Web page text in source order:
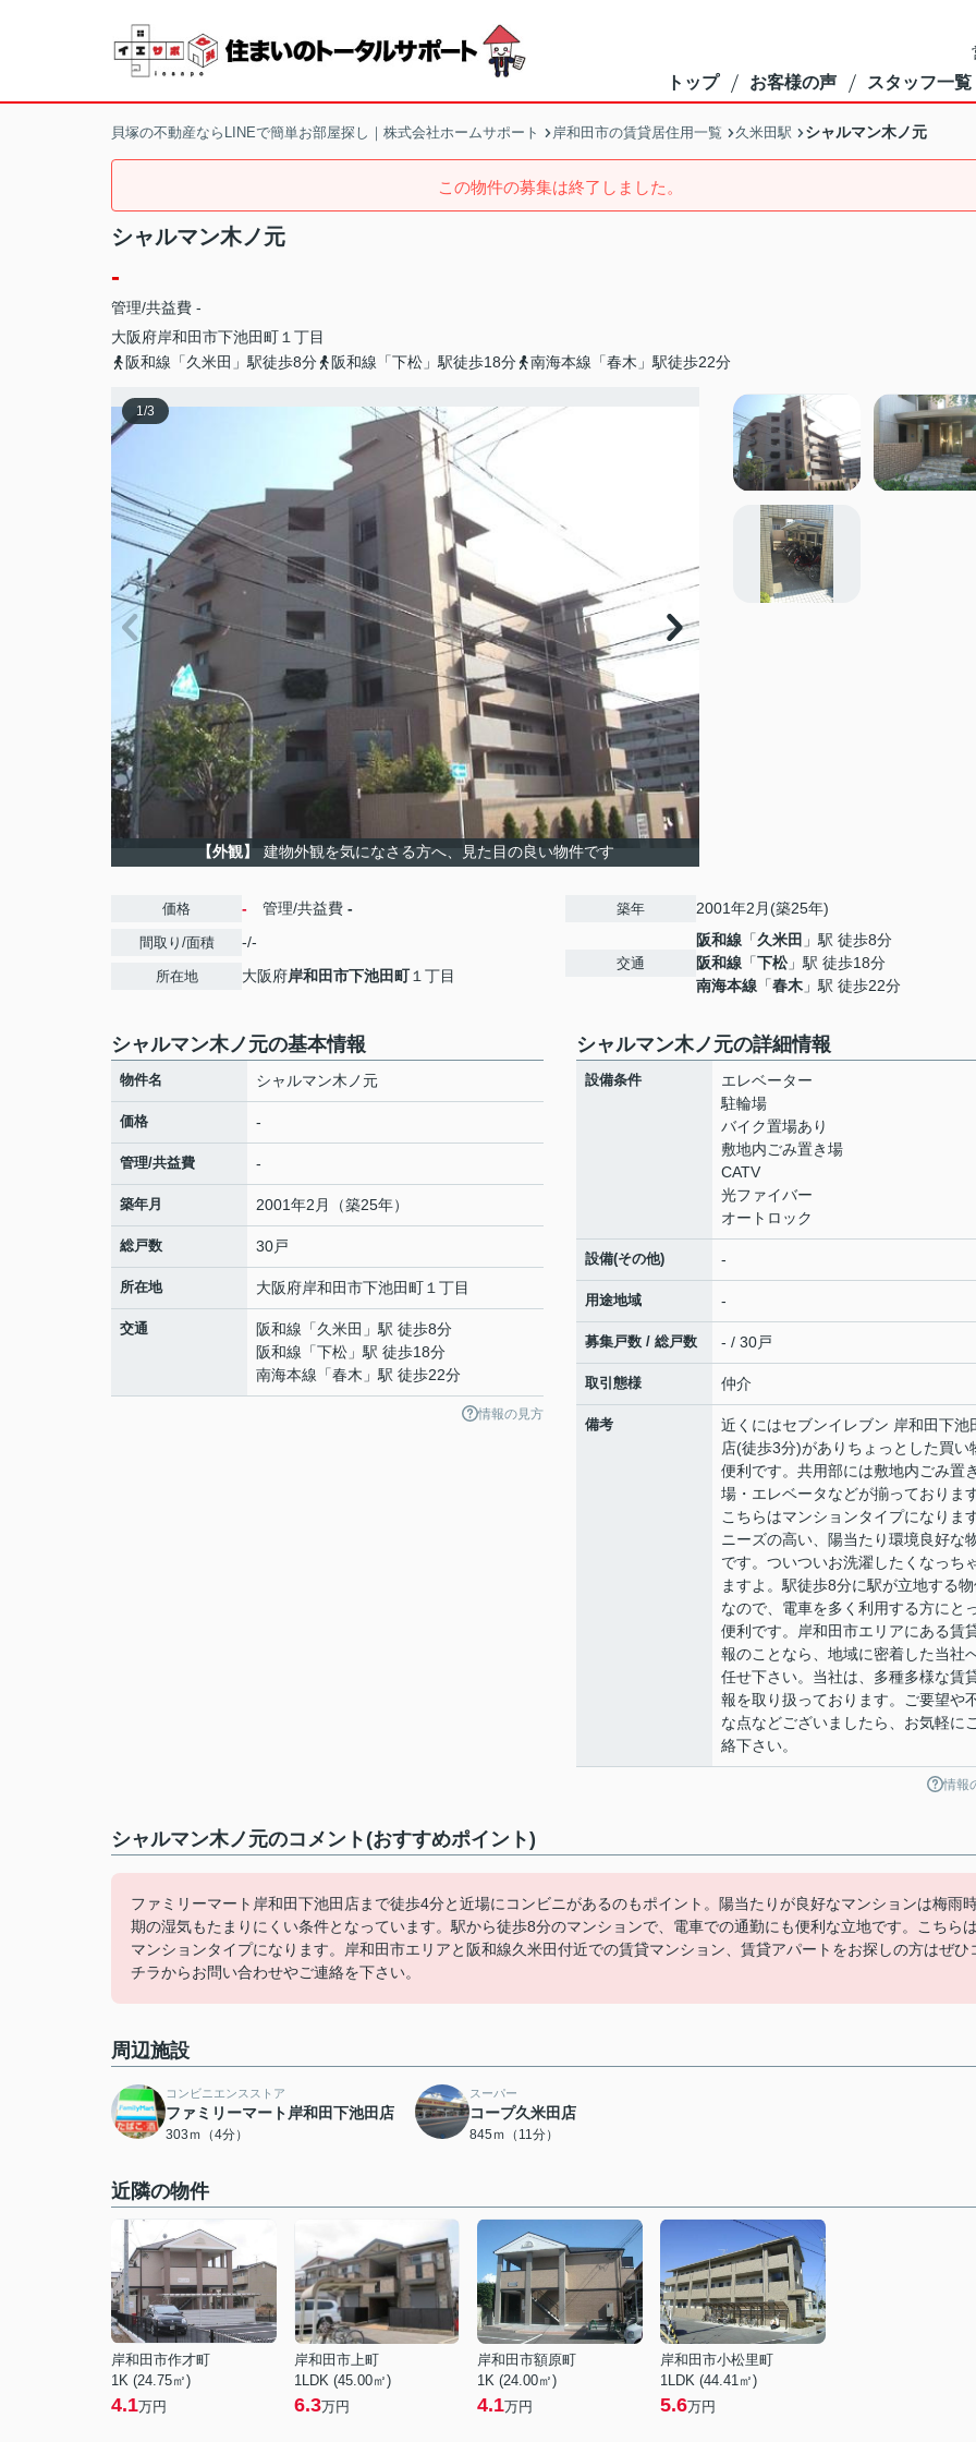
トップ お客様の声 スタッフ一覧
貝塚の不動産ならLINEで簡単お部屋探し｜株式会社ホームサポート 岸和田市の賃貸居住用一覧 久米田駅 シャルマン木ノ元
この物件の募集は終了しました。
シャルマン木ノ元
-
管理/共益費 -
大阪府岸和田市下池田町 １丁目
阪和線「久米田」駅徒歩8分
阪和線「下松」駅徒歩18分 南海本線「春木」駅徒歩22分
1/3
【外観】 建物外観を気になさる方へ、見た目の良い物件です
価格 - 管理/共益費 -
間取り/面積 -/-
所在地 大阪府岸和田市下池田町１丁目
築年 2001年2月(築25年)
交通
阪和線 「久米田 」駅 徒歩8分
阪和線 「下松」駅 徒歩18分
南海本線 「春木 」駅 徒歩22分
シャルマン木ノ元の基本情報
物件名 シャルマン木ノ元
価格 -
管理/共益費 -
築年月 2001年2月（築25年）
総戸数 30戸
所在地 大阪府岸和田市下池田町 １丁目
交通 阪和線 「久米田 」駅 徒歩8分
阪和線 「下松 」駅 徒歩18分
南海本線 「春木 」駅 徒歩22分
情報の見方
シャルマン木ノ元の詳細情報
設備条件
エレベーター
駐輪場
バイク置場あり
敷地内ごみ置き場
CATV
光ファイバー
オートロック
設備(その他) -
用途地域 -
募集戸数 / 総戸数 - / 30戸
取引態様 仲介
備考
近くにはセブンイレブン 岸和田下池
店(徒歩3分)がありちょっとした買い
便利です。共用部には敷地内ごみ置き
場・エレベータなどが揃っております
こちらはマンションタイプになります
ニーズの高い、陽当たり環境良好な
です。ついついお洗濯したくなっち
ますよ。駅徒歩8分に駅が立地する
なので、電車を多く利用する方にと
便利です。岸和田市エリアにある賃
報のことなら、地域に密着した当社
任せ下さい。当社は、多種多様な賃
報を取り扱っております。ご要望や
な点などございましたら、お気軽に
絡下さい。
情報
シャルマン木ノ元のコメント(おすすめポイント)
ファミリーマート岸和田下池田店まで徒歩4分と近場にコンビニがあるのもポイント。陽当たりが良好なマンションは梅雨
期の湿気もたまりにくい条件となっています。駅から徒歩8分のマンションで、電車での通勤にも便利な立地です。こちらは
マンションタイプになります。岸和田市エリアと阪和線久米田付近での賃貸マンション、賃貸アパートをお探しの方はぜひ
チラからお問い合わせやご連絡を下さい。
周辺施設
コンビニエンスストア
ファミリーマート岸和田下池田店
303ｍ（4分）
スーパー
コープ久米田店
845ｍ（11分）
近隣の物件
岸和田市作才町
1K (24.75㎡)
4.1万円
岸和田市上町
1LDK (45.00㎡)
6.3万円
岸和田市額原町
1K (24.00㎡)
4.1万円
岸和田市小松里町
1LDK (44.41㎡)
5.6万円